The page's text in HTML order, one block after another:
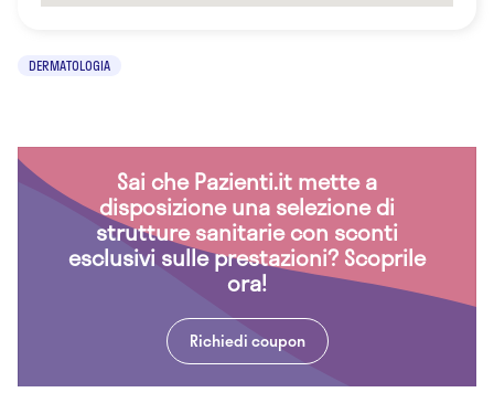
DERMATOLOGIA
Sai che Pazienti.it mette a
disposizione una selezione di
strutture sanitarie con sconti
esclusivi sulle prestazioni? Scoprile
ora!
Richiedi coupon